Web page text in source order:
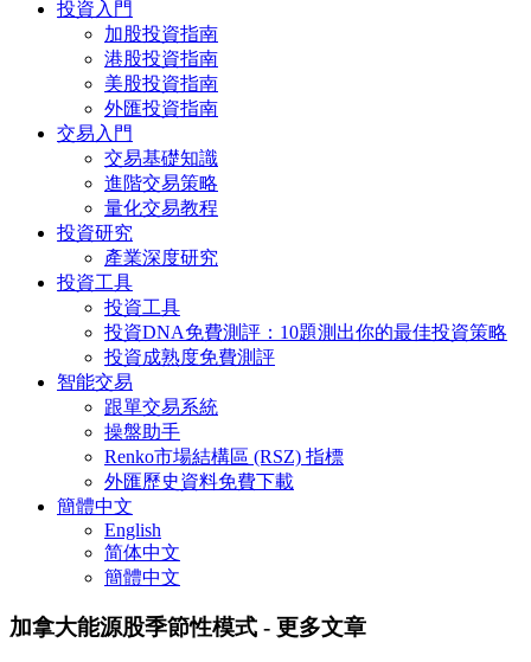
投資入門
加股投資指南
港股投資指南
美股投資指南
外匯投資指南
交易入門
交易基礎知識
進階交易策略
量化交易教程
投資研究
產業深度研究
投資工具
投資工具
投資DNA免費測評：10題測出你的最佳投資策略
投資成熟度免費測評
智能交易
跟單交易系統
操盤助手
Renko市場結構區 (RSZ) 指標
外匯歷史資料免費下載
簡體中文
English
简体中文
簡體中文
加拿大能源股季節性模式 - 更多文章